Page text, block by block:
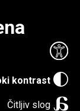
kontrast
Čitljiv slog